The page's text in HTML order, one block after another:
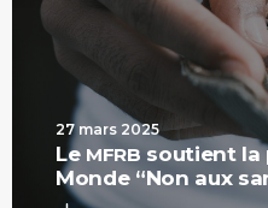
27 mars 2025
Le MFRB soutient la
Monde “Non aux